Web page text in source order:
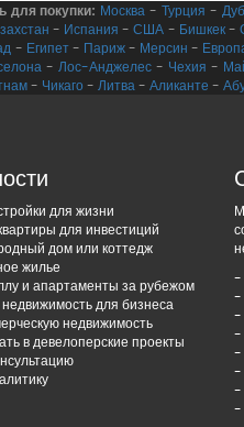
для покупки: Москва -Турция -
- Испания -США - Бишкек-
- Египет- Париж- Мерсин -
-Лос-Анджелес - Чехия -
- Чикаго - Литва- Аликанте -
для жизни
для инвестиций
дом или коттедж
жилье
и апартаменты за рубежом
для бизнеса
недвижимость
в девелоперские проекты
-
-
-
-
-
-
-
-